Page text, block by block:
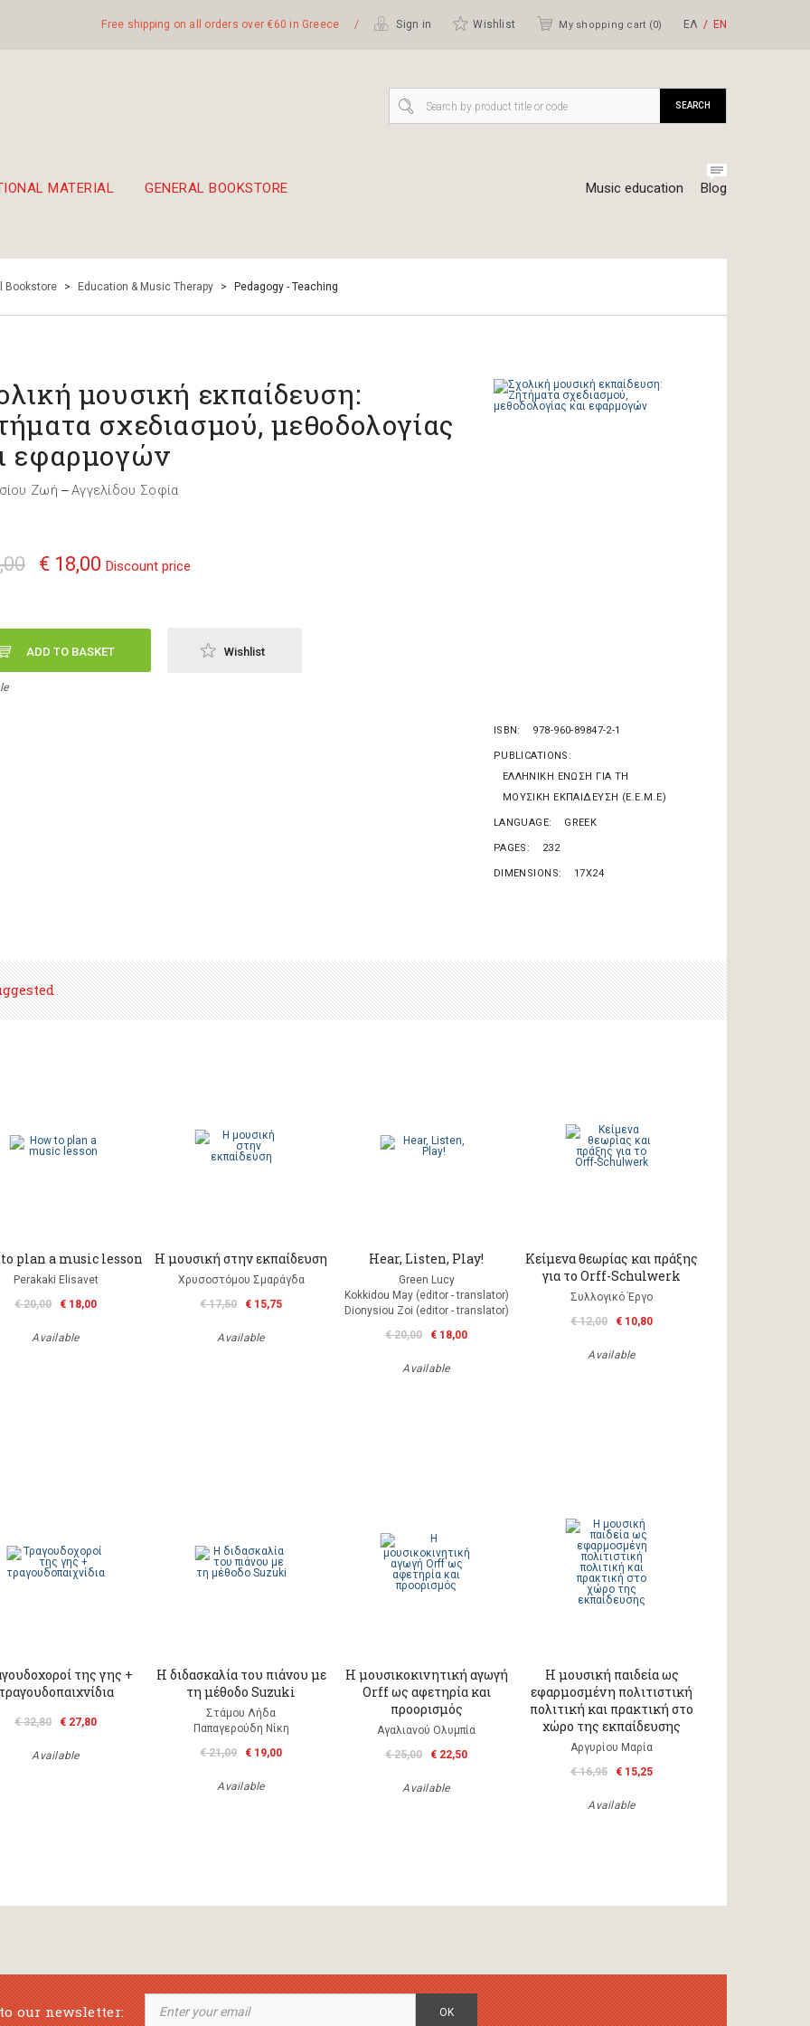
Free shipping on all orders over €60 in Greece / Sign in Wishlist My shopping cart (0) ΕΛ ΕΝ
MATERIAL GENERAL BOOKSTORE Music education Blog
SEARCH
Bookstore > Education & Music Therapy > Pedagogy - Teaching
μουσική εκπαίδευση:
σχεδιασμού, μεθοδολογίας
εφαρμογών
Ζωή — Αγγελίδου Σοφία
€ 18,00 Discount price
ADD TO BASKET Wishlist
ISBN 978-960-89847-2-1
PUBLICATIONS
ΕΛΛΗΝΙΚΗ ΕΝΩΣΗ ΓΙΑ ΤΗ
ΜΟΥΣΙΚΗ ΕΚΠΑΙΔΕΥΣΗ (Ε.Ε.Μ.Ε)
LANGUAGE GREEK
PAGES 232
DIMENSIONS 17X24
plan a music lesson
Perakaki Elisavet
€ 20,00
€ 18,00
Available
Η μουσική στην εκπαίδευση
Χρυσοστόμου Σμαράγδα
€ 17,50
€ 15,75
Available
Hear, Listen, Play!
Green Lucy
Kokkidou Μay (editor - translator)
Dionysiou Zoi (editor - translator)
€ 20,00
€ 18,00
Available
Κείμενα θεωρίας και πράξης
για το Orff-Schulwerk
Συλλογικό Έργο
€ 12,00
€ 10,80
Available
της γης +
€ 32,80 € 27,80
Available
Η διδασκαλία του πιάνου με
τη μέθοδο Suzuki
Στάμου Λήδα
Παπαγερούδη Νίκη
€ 21,09
€ 19,00
Available
H μουσικοκινητική αγωγή
Orff ως αφετηρία και
προορισμός
Αγαλιανού Ολυμπία
€ 25,00
€ 22,50
Available
Η μουσική παιδεία ως
εφαρμοσμένη πολιτιστική
πολιτική και πρακτική στο
χώρο της εκπαίδευσης
Αργυρίου Μαρία
€ 16,95
€ 15,25
Available
our newsletter: OK